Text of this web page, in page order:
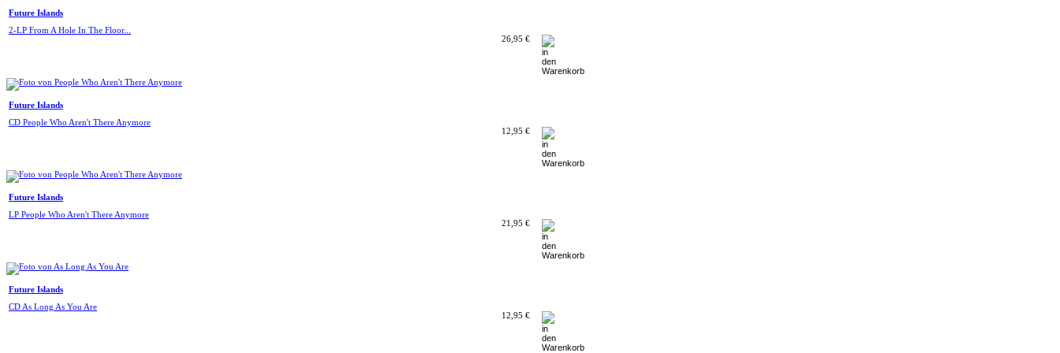
Future Islands
2-LP From A Hole In The Floor...
26,95 €
Future Islands
CD People Who Aren't There Anymore
12,95 €
Future Islands
LP People Who Aren't There Anymore
21,95 €
Future Islands
CD As Long As You Are
12,95 €